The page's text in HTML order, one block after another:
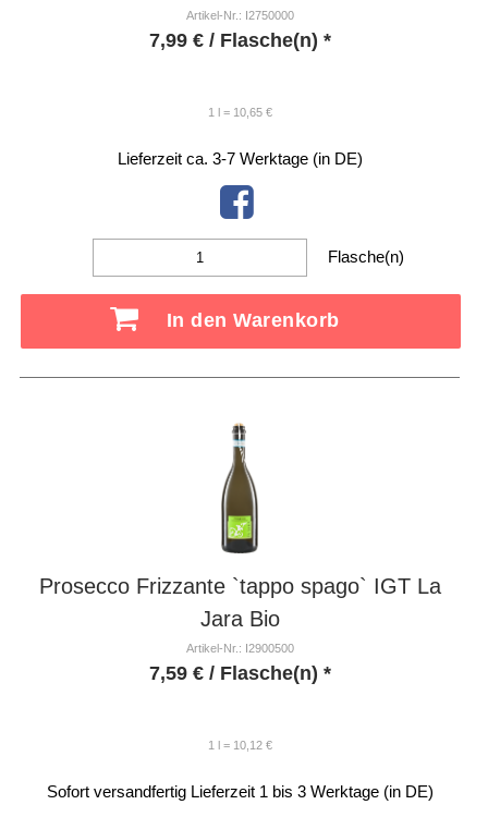
Artikel-Nr.: I2750000
7,99 €/ Flasche(n) *
1 l = 10,65 €
Lieferzeit ca. 3-7 Werktage (in DE)
Flasche(n)
In den Warenkorb
Prosecco Frizzante `tappo spago` IGT La
Jara Bio
Artikel-Nr.: I2900500
7,59 €/ Flasche(n) *
1 l = 10,12 €
Sofort versandfertig Lieferzeit 1 bis 3 Werktage (in DE)